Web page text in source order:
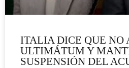
ITALIA DICE QUE NO
ULTIMÁTUM Y
SUSPENSIÓN DEL